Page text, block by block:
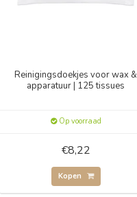
Reinigingsdoekjes voor wax &
apparatuur | 125 tissues
Op voorraad
€8,22
Kopen